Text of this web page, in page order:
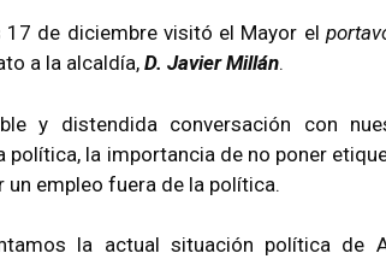
17 de diciembre visitó el Mayor el
a la alcaldía,D. Javier Millán.
y distendida conversación con
política, la importancia de no poner
un empleo fuera de la política.
la actual situación política de